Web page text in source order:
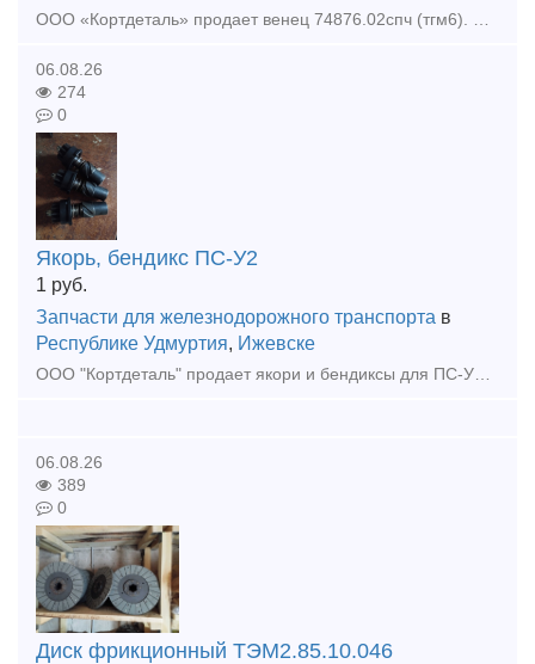
ООО «Кортдеталь» продает венец 74876.02спч (тгм6). Организуем доставку из Ижевска.
06.08.26
274
0
Якорь, бендикс ПС-У2
1 руб.
Запчасти для железнодорожного транспорта в
Республике Удмуртия, Ижевске
ООО "Кортдеталь" продает якори и бендиксы для ПС-У2. Оперативная отправка из Ижевска.
06.08.26
389
0
Диск фрикционный ТЭМ2.85.10.046